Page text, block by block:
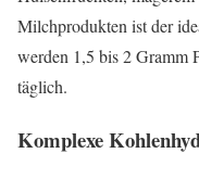
Milchprodukten ist der
werden 1,5 bis 2 Gramm
täglich.
Komplexe